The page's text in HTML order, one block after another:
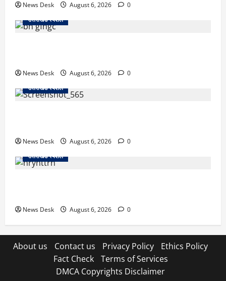
News Desk August 6, 2026
0
उत्तराखंड स्पेशल
News Desk August 6, 2026
0
उत्तराखंड स्पेशल
News Desk August 6, 2026
0
उत्तराखंड स्पेशल
News Desk August 6, 2026 0
About us Contact us Privacy Policy
Ethics Policy
Fact Check
Terms of Services
DMCA Copyrights Disclaimer